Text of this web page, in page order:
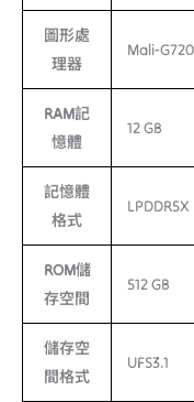
圖形處
理器
Mali-
RAM記
憶體
12 GB
記憶體
格式
LPDDR5X
ROM儲
存空間
512 GB
儲存空
間格式
UFS3.1